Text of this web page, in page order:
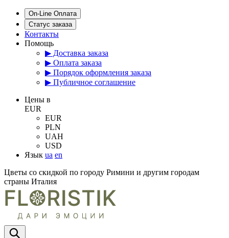
On-Line Оплата
Статус заказа
Контакты
Помощь
▶ Доставка заказа
▶ Оплата заказа
▶ Порядок оформления заказа
▶ Публичное соглашение
Цены в
EUR
EUR
PLN
UAH
USD
Язык ua en
Цветы со скидкой по городу Римини и другим городам
страны Италия